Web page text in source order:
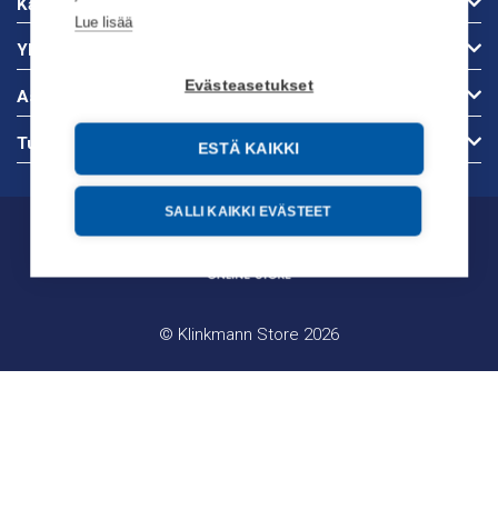
Lue lisää
Evästeasetukset
ESTÄ KAIKKI
SALLI KAIKKI EVÄSTEET
Kattavaa palvelua
Yhteystiedot
Asiakaspalvelu
Tuotekategoriat
© Klinkmann Store 2026